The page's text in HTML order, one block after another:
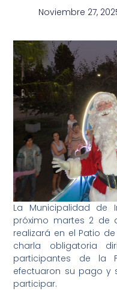
Noviembre 27,
La Municipalidad de
próximo martes 2 de
realizará en el Patio
charla obligatoria
participantes de la
efectuaron su pago y
participar.